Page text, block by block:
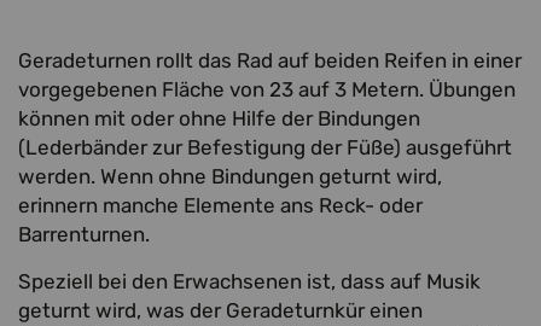
Geradeturnen rollt das Rad auf beiden Reifen in einer
vorgegebenen Fläche von 23 auf 3 Metern. Übungen
können mit oder ohne Hilfe der Bindungen
(Lederbänder zur Befestigung der Füße) ausgeführt
werden. Wenn ohne Bindungen geturnt wird,
erinnern manche Elemente ans Reck- oder
Barrenturnen.
Speziell bei den Erwachsenen ist, dass auf Musik
geturnt wird, was der Geradeturnkür einen